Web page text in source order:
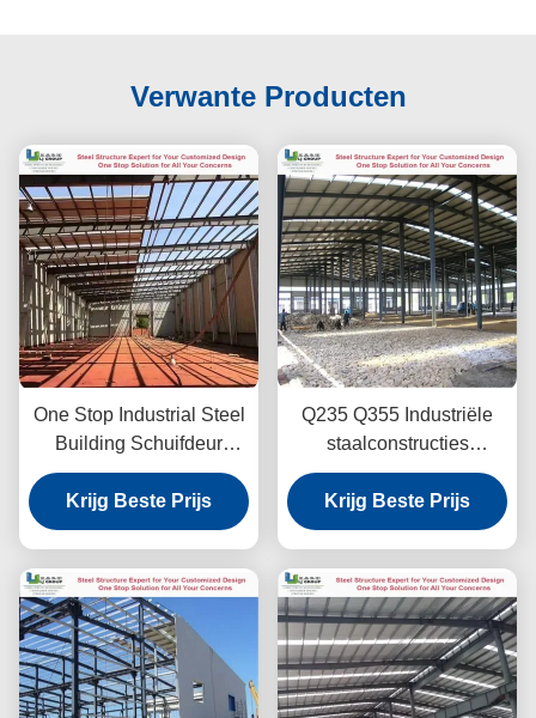
Verwante Producten
One Stop Industrial Steel
Building Schuifdeur
Aluminium Venster Q235
Q355
Krijg Beste Prijs
Q235 Q355 Industriële
staalconstructies
gegolfde kleurstaalplaat
Krijg Beste Prijs